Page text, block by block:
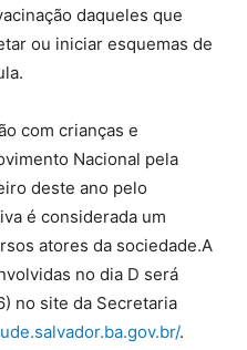
daqueles que
ou iniciar esquemas de
com crianças e
Nacional pela
deste ano pelo
é considerada um
atores da sociedade.A
no dia D será
no site da Secretaria
.